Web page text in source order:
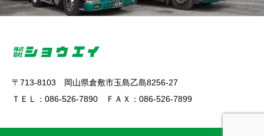
〒713-8103 岡山県倉敷市玉島乙島8256-27
ＴＥＬ：086-526-7890 ＦＡＸ：086-526-7899